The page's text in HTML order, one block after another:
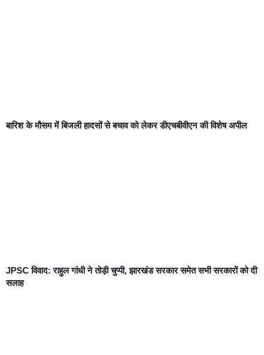
बारिश के मौसम में बिजली हादसों से बचाव को लेकर डीएचबीवीएन की विशेष अपील
JPSC विवाद: राहुल गांधी ने तोड़ी चुप्पी, झारखंड सरकार समेत सभी सरकारों को दी
सलाह